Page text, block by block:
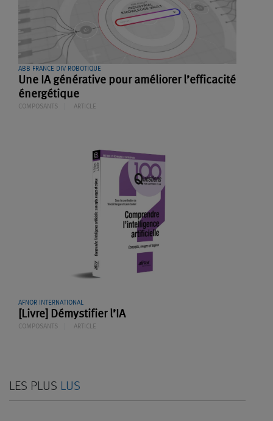
ABB FRANCE DIV ROBOTIQUE
Une IA générative pour améliorer l’efficacité
énergétique
COMPOSANTS ARTICLE
AFNOR INTERNATIONAL
[Livre] Démystifier l’IA
COMPOSANTS ARTICLE
LES PLUS LUS